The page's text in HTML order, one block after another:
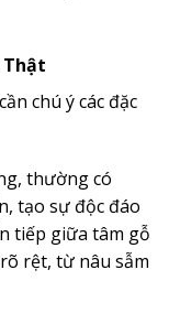
Thật
chú ý các đặc
thường có
tạo sự độc đáo
tiếp giữa tâm gỗ
rệt, từ nâu sẫm